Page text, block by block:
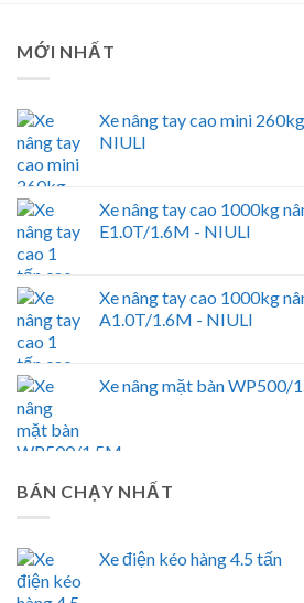
MỚI NHẤT
Xe nâng tay cao mini
NIULI
Xe nâng tay cao 1000kg
E1.0T/1.6M - NIULI
Xe nâng tay cao 1000kg
A1.0T/1.6M - NIULI
Xe nâng mặt bàn WP500/
BÁN CHẠY NHẤT
Xe điện kéo hàng 4.5 tấn